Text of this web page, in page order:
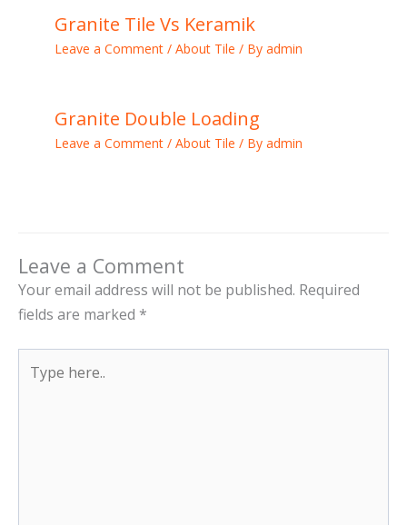
Granite Tile Vs Keramik
Leave a Comment / About Tile / By admin
Granite Double Loading
Leave a Comment / About Tile / By admin
Leave a Comment
Your email address will not be published. Required
fields are marked *
here..